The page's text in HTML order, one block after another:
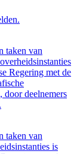
taken van
Regering met de
door deelnemers
taken van
is